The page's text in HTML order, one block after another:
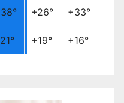
38° +26° +33°
21° +19° +16°